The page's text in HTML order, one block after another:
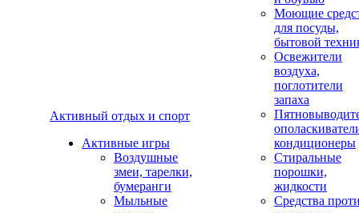
Активный отдых и спорт
Активные игры
Воздушные
змеи, тарелки,
бумеранги
Мыльные
Моющие
для посуды,
бытовой
Освежители
воздуха,
поглотители
запаха
кондиционеры
Стиральные
порошки,
жидкости
Средства